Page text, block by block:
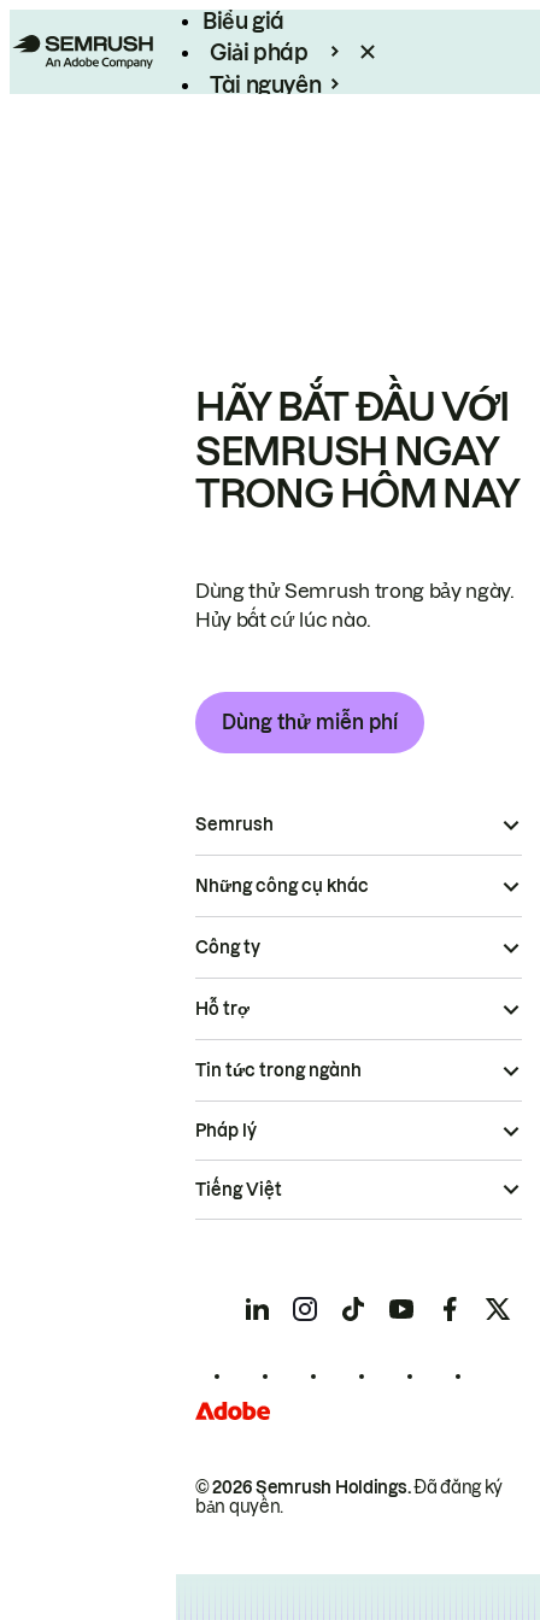
Biểu giá
Giải pháp
Tài nguyên
HÃY BẮT ĐẦU VỚI
SEMRUSH NGAY
TRONG HÔM NAY
Dùng thử Semrush trong bảy ngày.
Hủy bất cứ lúc nào.
Dùng thử miễn phí
Semrush
Những công cụ khác
Công ty
Hỗ trợ
Tin tức trong ngành
© 2026 Semrush Holdings.Đã đăng ký
bản quyền.
Pháp lý
Tiếng Việt